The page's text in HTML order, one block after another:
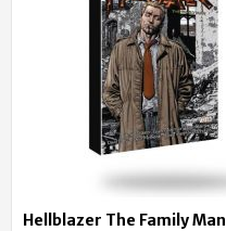
Hellblazer The Family Man